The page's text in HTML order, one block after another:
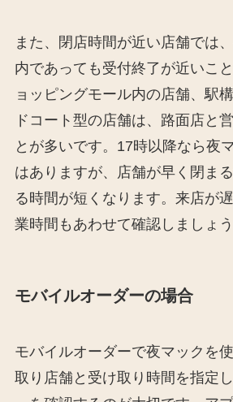
また、閉店時間が近い店舗では
内であっても受付終了が近いこ
ョッピングモール内の店舗、駅
ドコート型の店舗は、路面店と
とが多いです。17時以降なら夜
はありますが、店舗が早く閉ま
る時間が短くなります。来店が
業時間もあわせて確認しましょう
モバイルオーダーの場合
モバイルオーダーで夜マックを
取り店舗と受け取り時間を指定